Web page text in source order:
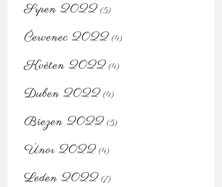
Srpen 2022 (5)
Červenec 2022 (4)
Květen 2022 (4)
Duben 2022 (4)
Březen 2022 (5)
Únor 2022 (4)
Leden 2022 (7)